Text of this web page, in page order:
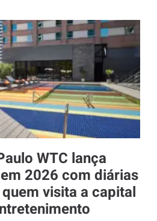
WTC lança
2026 com diárias
visita a capital